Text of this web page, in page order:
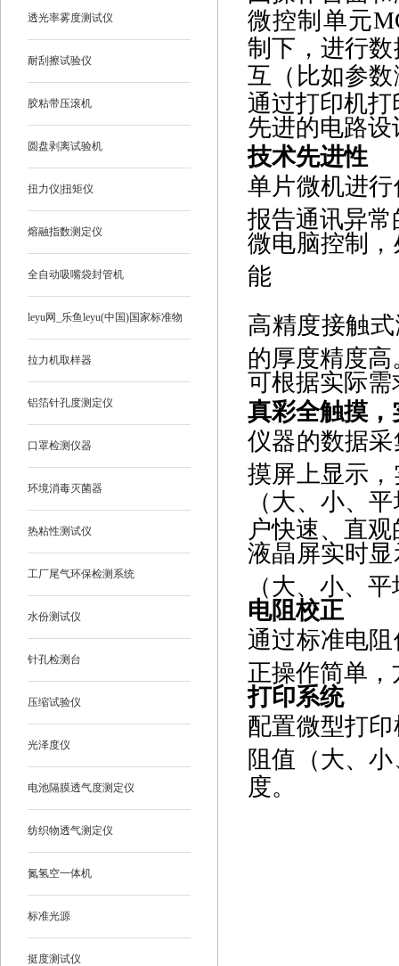
透光率雾度测试仪
耐刮擦试验仪
胶粘带压滚机
圆盘剥离试验机
扭力仪|扭矩仪
熔融指数测定仪
全自动吸嘴袋封管机
leyu网_乐鱼leyu(中国)国家标准物
质
拉力机取样器
铝箔针孔度测定仪
口罩检测仪器
环境消毒灭菌器
热粘性测试仪
工厂尾气环保检测系统
水份测试仪
针孔检测台
压缩试验仪
光泽度仪
电池隔膜透气度测定仪
纺织物透气测定仪
氮氢空一体机
标准光源
挺度测试仪
微控制单元
制下，进行
互（比如参
通过打印机打
先进的电路
技术先进性
单片微机进
报告通讯异常
微电脑控制
能
高精度接触
的厚度精度高
可根据实际
真彩全触摸
仪器的数据
摸屏上显示
（大、小、
户快速、直
液晶屏实时
（大、小、
电阻校正
通过标准电
正操作简单，
打印系统
配置微型打
阻值（大、
度。